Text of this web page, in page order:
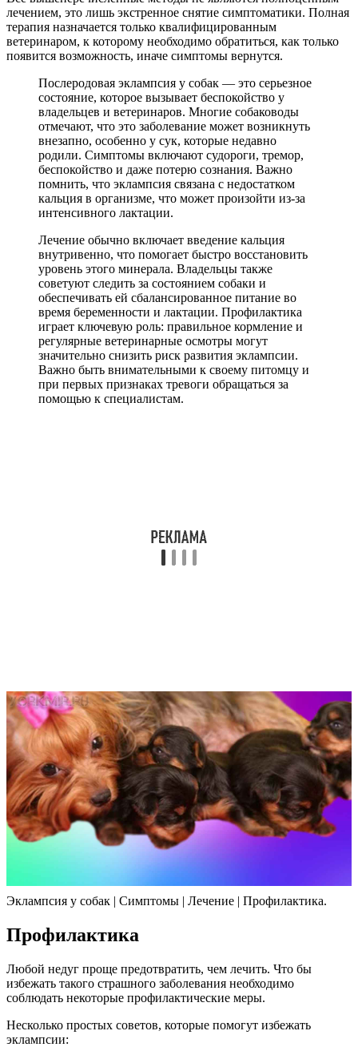
лечением, это лишь экстренное снятие симптоматики. Полная
терапия назначается только квалифицированным
ветеринаром, к которому необходимо обратиться, как только
появится возможность, иначе симптомы вернутся.
Послеродовая эклампсия у собак — это серьезное
состояние, которое вызывает беспокойство у
владельцев и ветеринаров. Многие собаководы
отмечают, что это заболевание может возникнуть
внезапно, особенно у сук, которые недавно
родили. Симптомы включают судороги, тремор,
беспокойство и даже потерю сознания. Важно
помнить, что эклампсия связана с недостатком
кальция в организме, что может произойти из-за
интенсивного лактации.
Лечение обычно включает введение кальция
внутривенно, что помогает быстро восстановить
уровень этого минерала. Владельцы также
советуют следить за состоянием собаки и
обеспечивать ей сбалансированное питание во
время беременности и лактации. Профилактика
играет ключевую роль: правильное кормление и
регулярные ветеринарные осмотры могут
значительно снизить риск развития эклампсии.
Важно быть внимательными к своему питомцу и
при первых признаках тревоги обращаться за
помощью к специалистам.
Эклампсия у собак | Симптомы | Лечение | Профилактика.
Профилактика
Любой недуг проще предотвратить, чем лечить. Что бы
избежать такого страшного заболевания необходимо
соблюдать некоторые профилактические меры.
Несколько простых советов, которые помогут избежать
эклампсии: